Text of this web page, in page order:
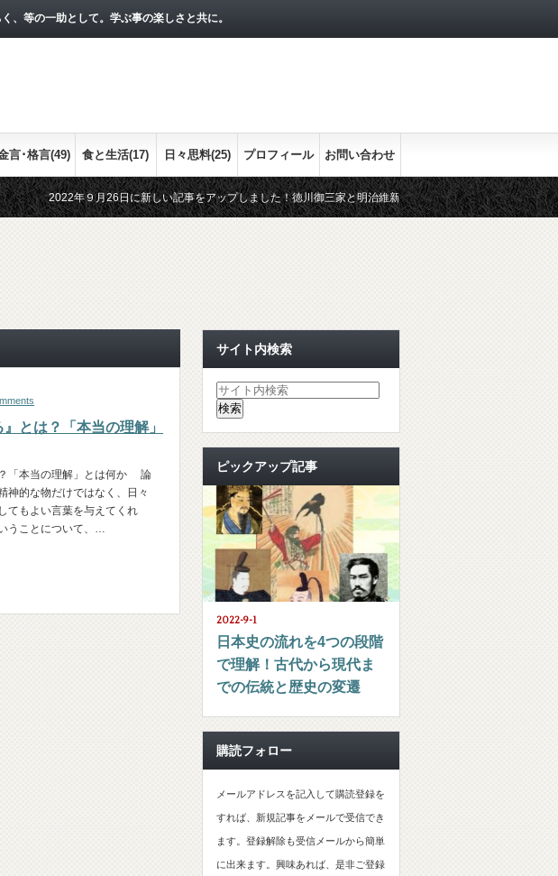
、等の一助として。学ぶ事の楽しさと共に。
言･格言(49) 食と生活(17) 日々思料(25) プロフィール お問い合わせ
年９月26日に新しい記事をアップしました！徳川御三家と明治維新との関わりをまとめます。最終回の今回は
代の世界情勢について、おおまかな流れをシリーズで！
経済指標として押さえておきたい３つの
とは？「本当の理解」
「本当の理解」とは何か 論
神的な物だけではなく、日々
てもよい言葉を与えてくれ
うことについて、…
サイト内検索
ピックアップ記事
2022-9-1
日本史の流れを4つの段階
で理解！古代から現代ま
での伝統と歴史の変遷
購読フォロー
メールアドレスを記入して購読登録を
すれば、新規記事をメールで受信でき
ます。登録解除も受信メールから簡単
に出来ます。興味あれば、是非ご登録